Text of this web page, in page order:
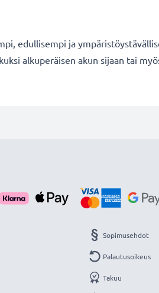
edullisempi ja
alkuperäisen akun sijaan tai
Sopimusehdot
Palautusoikeus
Takuu